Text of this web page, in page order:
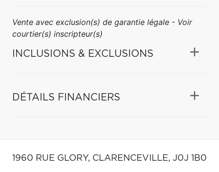
Vente avec exclusion(s) de garantie légale - Voir
courtier(s) inscripteur(s)
INCLUSIONS & EXCLUSIONS
DÉTAILS FINANCIERS
1960 RUE GLORY, CLARENCEVILLE, J0J 1B0